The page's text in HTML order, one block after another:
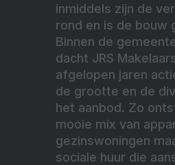
inmiddels zijn de
rond en is de bouw
Binnen de
dacht JRS
afgelopen jaren
de grootte en de
het aanbod. Zo
mooie mix van
gezinswoningen
sociale huur die